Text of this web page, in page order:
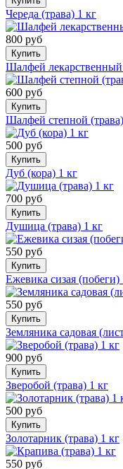
Череда (трава) 1 кг
800 руб
Купить
Шалфей лекарственный
600 руб
Купить
Шалфей степной
500 руб
Купить
Дуб (кора) 1 кг
700 руб
Купить
Душица (трава) 1 кг
550 руб
Купить
Ежевика сизая (побеги)
550 руб
Купить
Земляника садовая
900 руб
Купить
Зверобой (трава) 1 кг
500 руб
Купить
Золотарник (трава) 1 кг
550 руб